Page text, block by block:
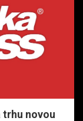
trhu novou